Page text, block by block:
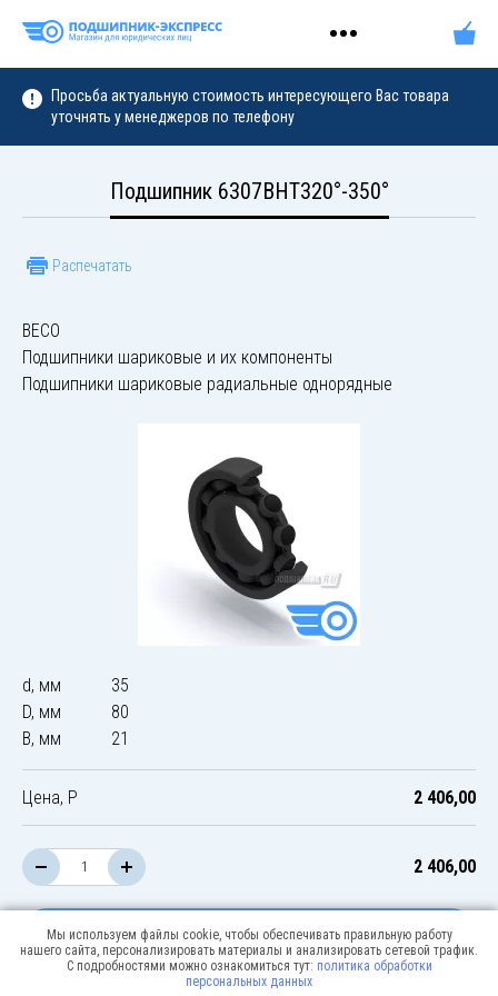
Просьба актуальную стоимость интересующего Вас товара
уточнять у менеджеров по телефону
Подшипник 6307BHT320°-350°
Распечатать
BECO
Подшипники шариковые и их компоненты
Подшипники шариковые радиальные однорядные
d, мм
35
D, мм
80
B, мм
21
Цена, Р 2 406,00
2 406,00
В корзину
Мы используем файлы cookie, чтобы обеспечивать правильную работу
нашего сайта, персонализировать материалы и анализировать сетевой трафик.
С подробностями можно ознакомиться тут: политика обработки
персональных данных